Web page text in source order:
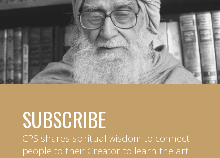
SUBSCRIBE
CPS shares spiritual wisdom to connect
people to their Creator to learn the art